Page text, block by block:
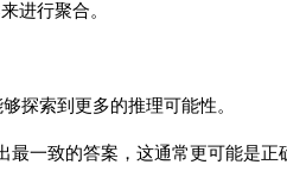
进行聚合。
探索到更多的推理可能性。
一致的答案，这通常更可能是正